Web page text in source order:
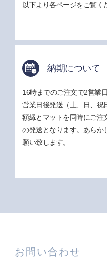
以下より各ページをご覧く
納期について
16時までのご注文で2営業
営業日後発送（土、日、祝
額縁とマットを同時にご注
の発送となります。あらか
願い致します。
お問い合わせ